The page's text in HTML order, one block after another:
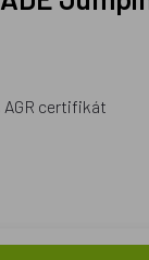
AGR certifikát